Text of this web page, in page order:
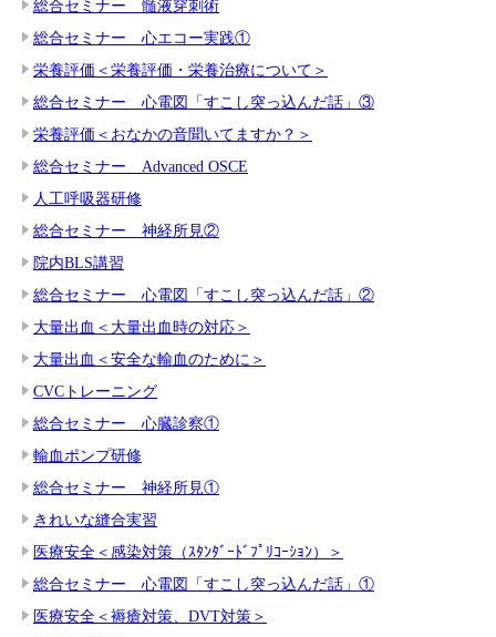
総合セミナー 髄液穿刺術
総合セミナー 心エコー実践①
栄養評価＜栄養評価・栄養治療について＞
総合セミナー 心電図「すこし突っ込んだ話」③
栄養評価＜おなかの音聞いてますか？＞
総合セミナー Advanced OSCE
人工呼吸器研修
総合セミナー 神経所見②
院内BLS講習
総合セミナー 心電図「すこし突っ込んだ話」②
大量出血＜大量出血時の対応＞
大量出血＜安全な輸血のために＞
CVCトレーニング
総合セミナー 心臓診察①
輸血ポンプ研修
総合セミナー 神経所見①
きれいな縫合実習
医療安全＜感染対策（ｽﾀﾝﾀﾞｰﾄﾞﾌﾟﾘｺｰｼｮﾝ）＞
総合セミナー 心電図「すこし突っ込んだ話」①
医療安全＜褥瘡対策、DVT対策＞